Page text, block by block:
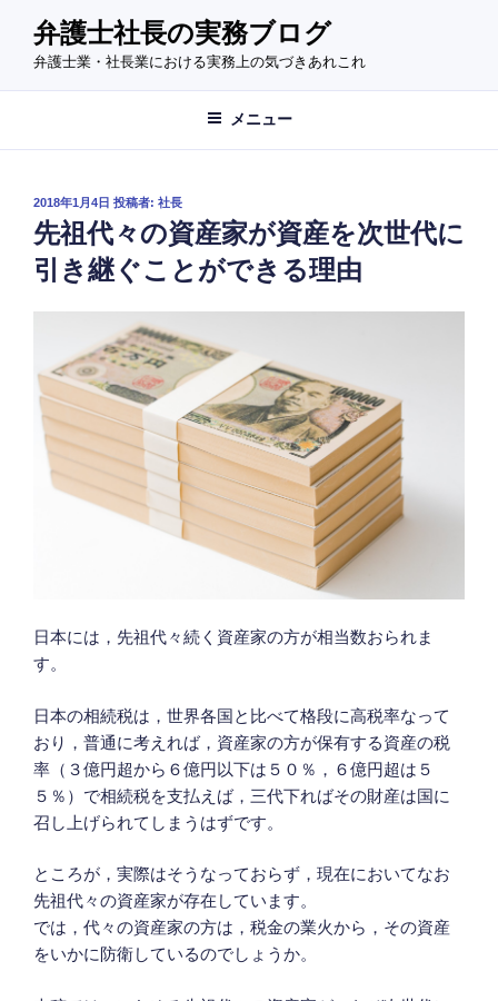
ン
へ
弁護士社長の実務ブログ
弁護士業・社長業における実務上の気づきあれこれ
メニュー
投
稿
日:
2018年1月4日 投稿者: 社長
先祖代々の資産家が資産を次世代に
引き継ぐことができる理由
日本には，先祖代々続く資産家の方が相当数おられま
す。
日本の相続税は，世界各国と比べて格段に高税率なって
おり，普通に考えれば，資産家の方が保有する資産の税
率（３億円超から６億円以下は５０％，６億円超は５
５％）で相続税を支払えば，三代下ればその財産は国に
召し上げられてしまうはずです。
ところが，実際はそうなっておらず，現在においてなお
先祖代々の資産家が存在しています。
では，代々の資産家の方は，税金の業火から，その資産
をいかに防衛しているのでしょうか。